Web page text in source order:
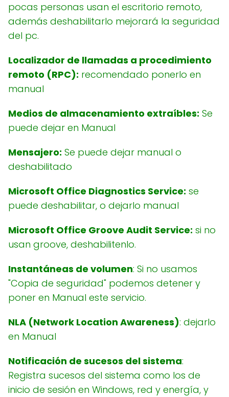
pocas personas usan el escritorio remoto,
además deshabilitarlo mejorará la seguridad
del pc.
Localizador de llamadas a procedimiento
remoto (RPC): recomendado ponerlo en
manual
Medios de almacenamiento extraíbles: Se
puede dejar en Manual
Mensajero: Se puede dejar manual o
deshabilitado
Microsoft Office Diagnostics Service: se
puede deshabilitar, o dejarlo manual
Microsoft Office Groove Audit Service: si no
usan groove, deshabilitenlo.
Instantáneas de volumen: Si no usamos
"Copia de seguridad" podemos detener y
poner en Manual este servicio.
NLA (Network Location Awareness): dejarlo
en Manual
Notificación de sucesos del sistema:
Registra sucesos del sistema como los de
inicio de sesión en Windows, red y energía, y